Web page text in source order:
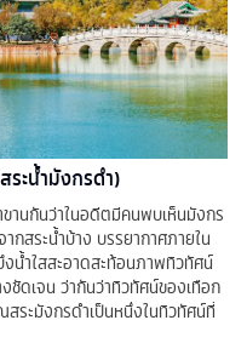
ะน้ำมังกรดำ)
านกันว่าในอดีตมีคนพบเห็นมังกร
กสระน้ำบ้าง บรรยากาศภายใน
น้ำใสสะอาดสะท้อนภาพทิวทัศน์
ชัดเจน ว่ากันว่าทิวทัศน์ของเทือก
ระมังกรดำเป็นหนึ่งในทิวทัศน์ที่